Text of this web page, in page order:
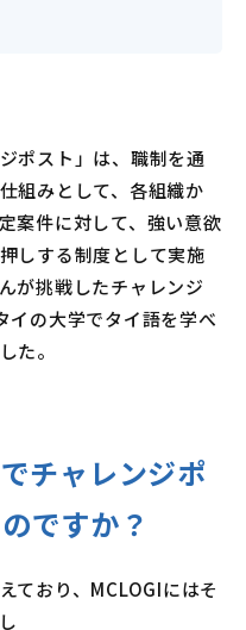
は、職制を通
組みとして、各組織か
案件に対して、強い意欲
しする制度として実施
が挑戦したチャレンジ
イの大学でタイ語を学べ
た。
チャレンジポ
ですか？
ており、MCLOGIにはそ